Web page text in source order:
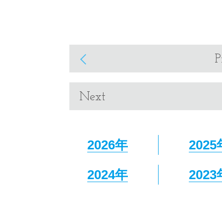
Next
2026年 2025
2024年 2023